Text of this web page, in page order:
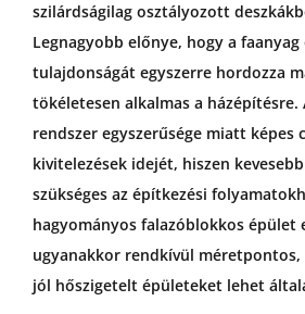
szilárdságilag osztályozott
Legnagyobb előnye, hogy a
tulajdonságát egyszerre hordozza
tökéletesen alkalmas a házépítésre.
rendszer egyszerűsége miatt képes
kivitelezések idejét, hiszen
szükséges az építkezési
hagyományos falazóblokkos épület
ugyanakkor rendkívül
jól hőszigetelt épületeket lehet